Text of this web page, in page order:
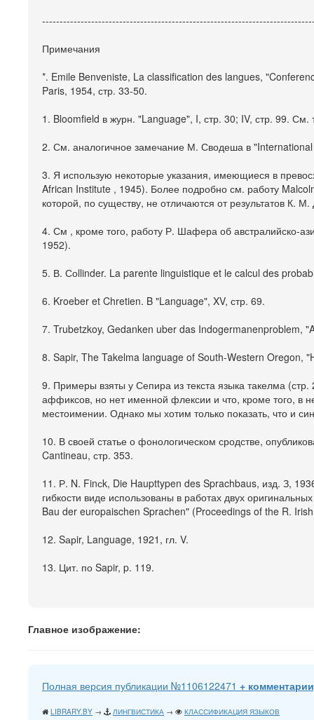
Примечания
*. Emile Benveniste, La classification des langues,
Paris, 1954, стр. 33-50.
1. Bloomfield в журн. "Language", I, стр. 30; IV, стр. 99. См.
2. См. аналогичное замечание М. Сводеша в
3. Я использую некоторые указания, имеющиеся в
African Institute , 1945). Более подробно см. работу
которой, по существу, не отличаются от результатов К. М.
4. См , кроме того, работу Р. Шафера об австралийско-
1952).
5. В. Соllinder. La parente linguistique et le calcul des
6. Kroeber et Chretien. B "Language", XV, стр. 69.
7. Trubetzkoy, Gedanken uber das Indogermanenproblem,
8. Sapir, The Takelma language of South-Western Oregon,
9. Примеры взяты у Сепира из текста языка такелма
аффиксов, но нет именной флексии и что, кроме того, в
местоимении. Однако мы хотим только показать, что и
10. В своей статье о фонологическом сродстве,
Cantineau, стр. 353.
11. Р. N. Finсk, Die Haupttypen des Sprachbaus, изд. З,
гибкости виде использованы в работах двух
Bau der europaischen Sprachen" (Proceedings of the R.
12. Sарir, Language, 1921, гл. V.
13. Цит. по Sapir, p. 119.
Главное изображение:
Полная версия публикации №1106122471 +
LIBRARY.BY → ЛИНГВИСТИКА → КЛАССИФИКАЦИЯ ЯЗЫКОВ